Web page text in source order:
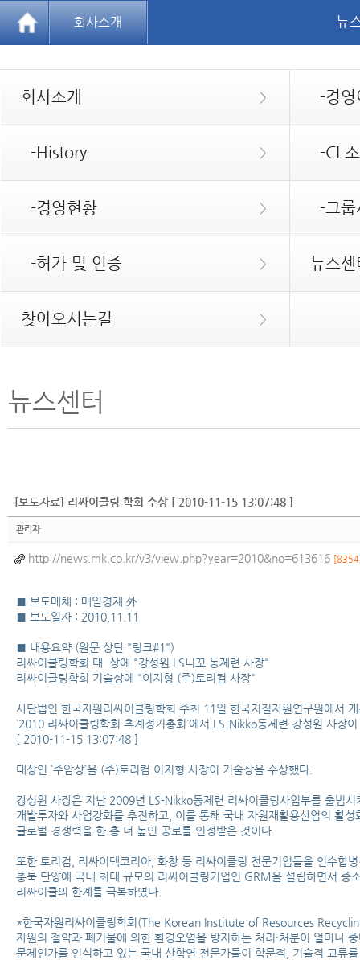
회사소개 뉴
>
회사소개 -경영
>
-History -CI
>
-경영현황 -그룹
>
-허가 및 인증 뉴스센
>
찾아오시는길
뉴스센터
[보도자료] 리싸이클링 학회 수상 [ 2010-11-15 13:07:48 ]
관리자
http://news.mk.co.kr/v3/view.php?year=2010&no=613616
■ 보도매체 : 매일경제 外
■ 보도일자 : 2010.11.11
■ 내용요약 (원문 상단 "링크#1")
리싸이클링학회 대 상에 "강성원 LS니꼬 동제련 사장"
리싸이클링학회 기술상에 "이지형 (주)토리컴 사장"
사단법인 한국자원리싸이클링학회 주최 11일 한국지질자원연구원에서
`2010 리싸이클링학회 추계정기총회`에서 LS-Nikko동제련 강성원 사장
[ 2010-11-15 13:07:48 ]
대상인 `주암상`을 (주)토리컴 이지형 사장이 기술상을 수상했다.
강성원 사장은 지난 2009년 LS-Nikko동제련 리싸이클링사업부를 출범시
개발투자와 사업강화를 추진하고, 이를 통해 국내 자원재활용산업의 활성
글로벌 경쟁력을 한 층 더 높인 공로를 인정받은 것이다.
또한 토리컴, 리싸이텍코리아, 화창 등 리싸이클링 전문기업들을 인수합
충북 단양에 국내 최대 규모의 리싸이클링기업인 GRM을 설립하면서 중
리싸이클의 한계를 극복하였다.
*한국자원리싸이클링학회(The Korean Institute of Resources
자원의 절약과 폐기물에 의한 환경오염을 방지하는 처리·처분이 얼마나
문제인가를 인식하고 있는 국내 산학연 전문가들이 학문적, 기술적 교류